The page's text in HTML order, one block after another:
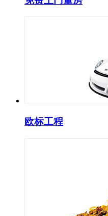
欧标工程